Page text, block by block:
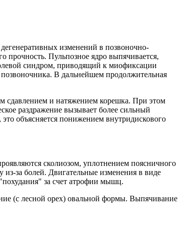
изменений в позвоночно-
прочность. Пульпозное ядро выпячивается,
синдром, приводящий к миофиксации
В дальнейшем продолжительная
сдавлением и натяжением корешка. При этом
раздражение вызывает более сильный
объясняется понижением внутридискового
сколиозом, уплотнением поясничного
за болей. Двигательные изменения в виде
за счет атрофии мышц.
(с лесной орех) овальной формы. Выпячивание